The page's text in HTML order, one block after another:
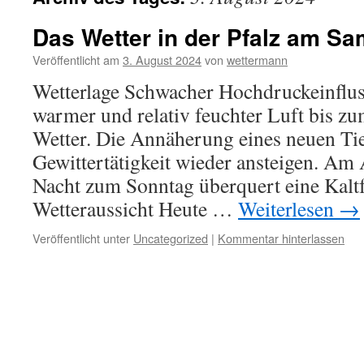
Das Wetter in der Pfalz am
Veröffentlicht am 3. August 2024von wettermann
Wetterlage Schwacher
warmer und relativ feuchter Luft bis
Wetter. Die Annäherung eines neuen
Gewittertätigkeit wieder ansteigen. Am
Nacht zum Sonntag überquert eine
Wetteraussicht Heute … Weiterlesen →
Veröffentlicht unter Uncategorized | Kommentar hinterlassen